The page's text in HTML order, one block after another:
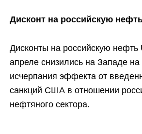
Дисконт на российскую
Дисконты на российскую нефть
апреле снизились на Западе
исчерпания эффекта от
санкций США в отношении
нефтяного сектора.